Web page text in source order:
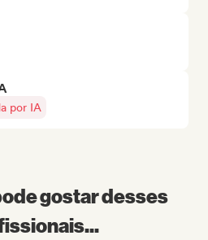
por IA
gostar desses